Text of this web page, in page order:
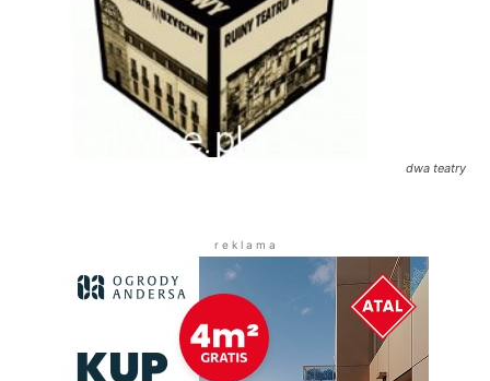
dwa teatry
r e k l a m a